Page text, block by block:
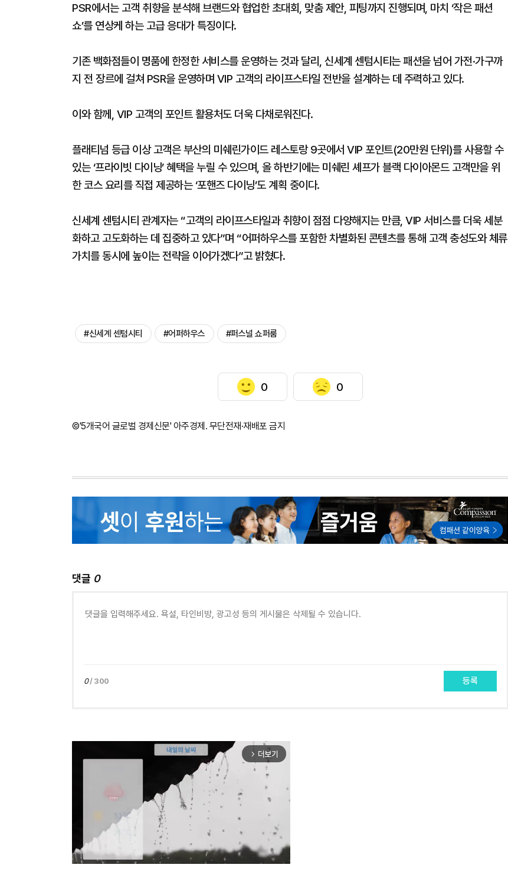
PSR에서는 고객 취향을 분석해 브랜드와 협업한 초대회, 맞춤 제안, 피팅까지 진행되며, 마치 ‘작은 패션
쇼’를 연상케 하는 고급 응대가 특징이다.
기존 백화점들이 명품에 한정한 서비스를 운영하는 것과 달리, 신세계 센텀시티는 패션을 넘어 가전·가구까
지 전 장르에 걸쳐 PSR을 운영하며 VIP 고객의 라이프스타일 전반을 설계하는 데 주력하고 있다.
이와 함께, VIP 고객의 포인트 활용처도 더욱 다채로워진다.
플래티넘 등급 이상 고객은 부산의 미쉐린가이드 레스토랑 9곳에서 VIP 포인트(20만원 단위)를 사용할 수
있는 ‘프라이빗 다이닝’ 혜택을 누릴 수 있으며, 올 하반기에는 미쉐린 셰프가 블랙 다이아몬드 고객만을 위
한 코스 요리를 직접 제공하는 ‘포핸즈 다이닝’도 계획 중이다.
신세계 센텀시티 관계자는 “고객의 라이프스타일과 취향이 점점 다양해지는 만큼, VIP 서비스를 더욱 세분
화하고 고도화하는 데 집중하고 있다”며 “어퍼하우스를 포함한 차별화된 콘텐츠를 통해 고객 충성도와 체류
가치를 동시에 높이는 전략을 이어가겠다”고 밝혔다.
#신세계 센텀시티 #어퍼하우스 #퍼스널 쇼퍼룸
0 0
©'5개국어 글로벌 경제신문' 아주경제. 무단전재·재배포 금지
댓글 0
0/ 300 등록
arrow_forward_ios 더보기